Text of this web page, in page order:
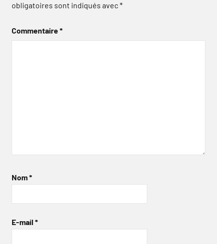
obligatoires sont indiqués avec*
Commentaire*
Nom*
E-mail *